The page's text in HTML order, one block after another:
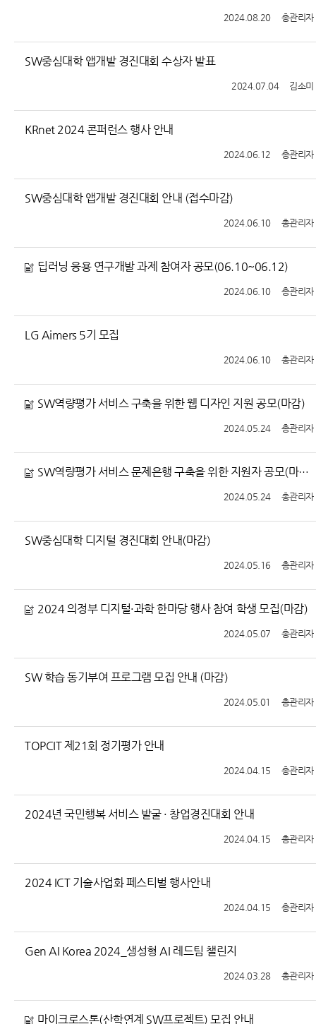
총관리자
2024.08.20
SW중심대학 앱개발 경진대회 수상자 발표
김소미
2024.07.04
KRnet 2024 콘퍼런스 행사 안내
총관리자
2024.06.12
SW중심대학 앱개발 경진대회 안내 (접수마감)
총관리자
2024.06.10
딥러닝 응용 연구개발 과제 참여자 공모(06.10~06.12)
총관리자
2024.06.10
LG Aimers 5기 모집
총관리자
2024.06.10
SW역량평가 서비스 구축을 위한 웹 디자인 지원 공모(마감)
총관리자
2024.05.24
SW역량평가 서비스 문제은행 구축을 위한 지원자 공모(마감)
총관리자
2024.05.24
SW중심대학 디지털 경진대회 안내(마감)
총관리자
2024.05.16
2024 의정부 디지털·과학 한마당 행사 참여 학생 모집(마감)
총관리자
2024.05.07
SW 학습 동기부여 프로그램 모집 안내 (마감)
총관리자
2024.05.01
TOPCIT 제21회 정기평가 안내
총관리자
2024.04.15
2024년 국민행복 서비스 발굴 · 창업경진대회 안내
총관리자
2024.04.15
2024 ICT 기술사업화 페스티벌 행사안내
총관리자
2024.04.15
Gen AI Korea 2024_생성형 AI 레드팀 챌린지
총관리자
2024.03.28
마이크로스톤(산학연계 SW프로젝트) 모집 안내